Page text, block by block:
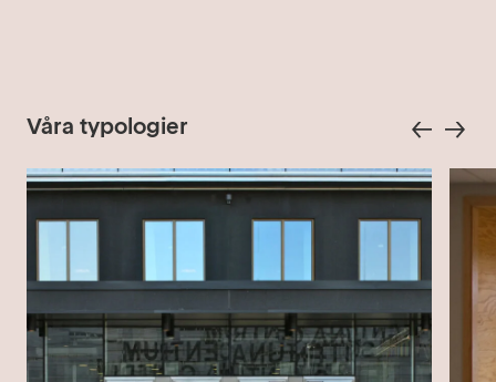
Våra typologier